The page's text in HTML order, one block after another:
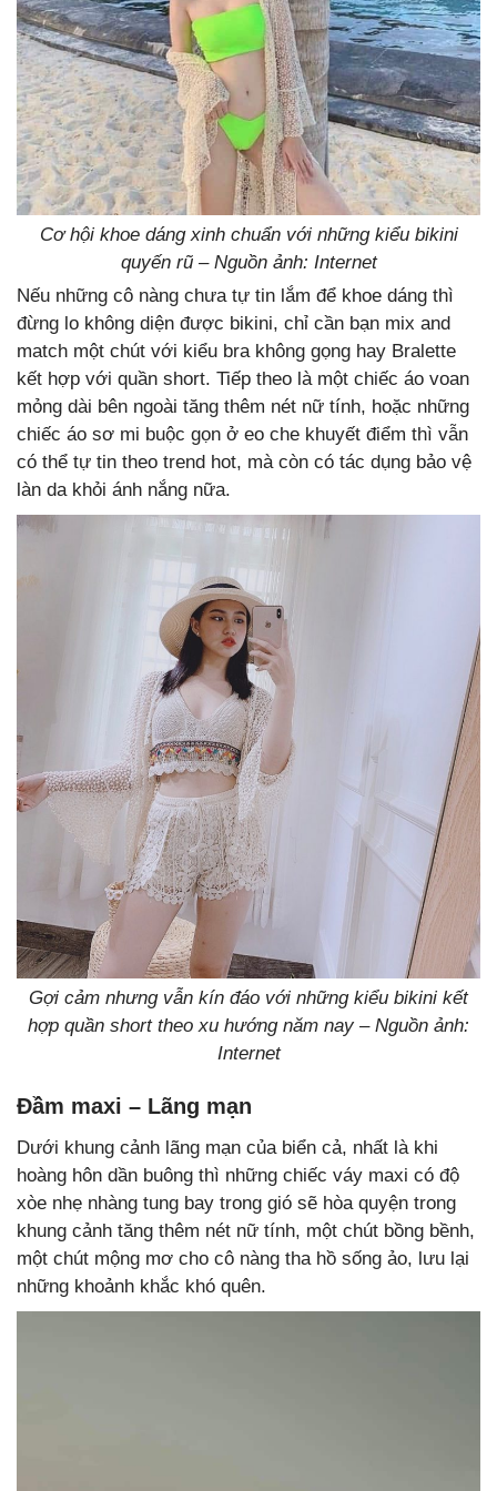
Cơ hội khoe dáng xinh chuẩn với những kiểu bikini
quyến rũ – Nguồn ảnh: Internet
Nếu những cô nàng chưa tự tin lắm để khoe dáng thì
đừng lo không diện được bikini, chỉ cần bạn mix and
match một chút với kiểu bra không gọng hay Bralette
kết hợp với quần short. Tiếp theo là một chiếc áo voan
mỏng dài bên ngoài tăng thêm nét nữ tính, hoặc những
chiếc áo sơ mi buộc gọn ở eo che khuyết điểm thì vẫn
có thể tự tin theo trend hot, mà còn có tác dụng bảo vệ
làn da khỏi ánh nắng nữa.
Gợi cảm nhưng vẫn kín đáo với những kiểu bikini kết
hợp quần short theo xu hướng năm nay – Nguồn ảnh:
Internet
Đầm maxi – Lãng mạn
Dưới khung cảnh lãng mạn của biển cả, nhất là khi
hoàng hôn dần buông thì những chiếc váy maxi có độ
xòe nhẹ nhàng tung bay trong gió sẽ hòa quyện trong
khung cảnh tăng thêm nét nữ tính, một chút bồng bềnh,
một chút mộng mơ cho cô nàng tha hồ sống ảo, lưu lại
những khoảnh khắc khó quên.